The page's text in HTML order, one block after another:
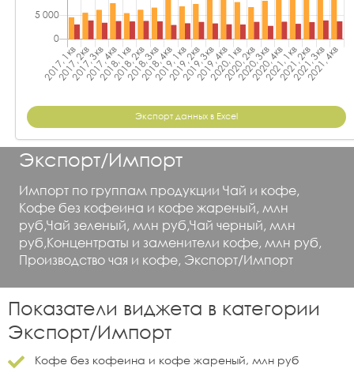
Экспорт данных в Excel
Экспорт/Импорт
Импорт по группам продукции Чай и кофе,
Кофе без кофеина и кофе жареный, млн
руб,Чай зеленый, млн руб,Чай черный, млн
руб,Концентраты и заменители кофе, млн руб,
Производство чая и кофе, Экспорт/Импорт
Показатели виджета в категории
Экспорт/Импорт
Кофе без кофеина и кофе жареный, млн руб